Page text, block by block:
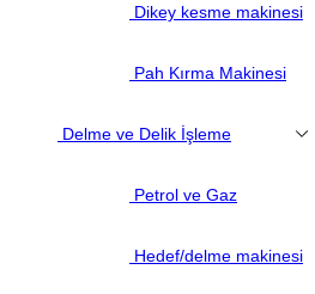
Dikey kesme makinesi
Pah Kırma Makinesi
Delme ve Delik İşleme
Petrol ve Gaz
Hedef/delme makinesi